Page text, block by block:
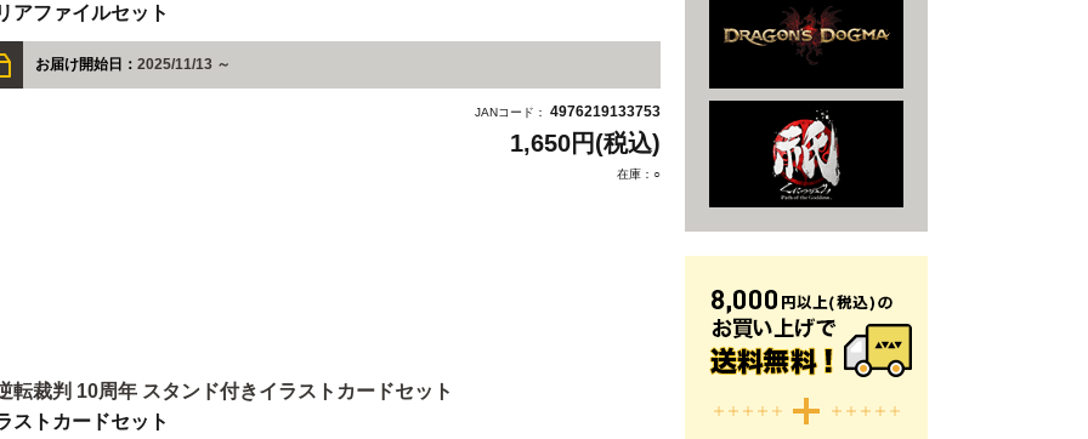
アファイルセット
お届け開始日： 2025/11/13 ～
JANコード： 4976219133753
1,650円(税込)
在庫：○
転裁判 10周年 スタンド付きイラストカードセット
ストカードセット